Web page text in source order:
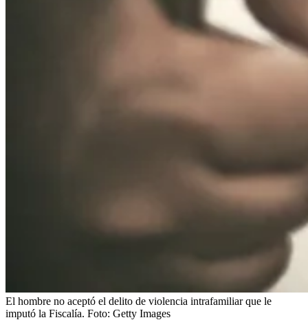
El hombre no aceptó el delito de violencia intrafamiliar que le
imputó la Fiscalía. Foto: Getty Images